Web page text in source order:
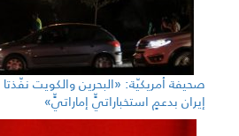
صحيفة أمريكيّة: «البحرين والكويت نفّذتا
إيران بدعمٍ استخباراتيٍّ إماراتيٍّ»